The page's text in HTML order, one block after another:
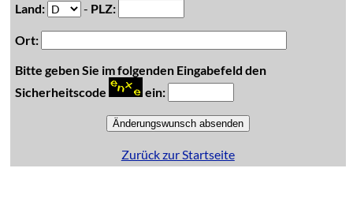
Land:
- PLZ:
Ort:
Bitte geben Sie im folgenden Eingabefeld den
Sicherheitscode
ein:
Zurück zur Startseite